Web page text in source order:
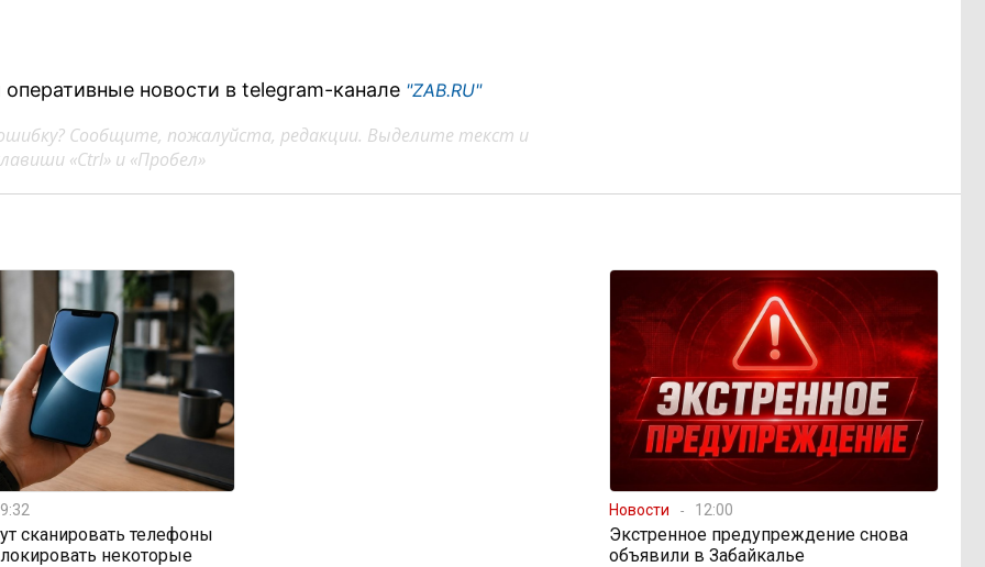
новости в telegram-канале "ZAB.RU"
Сообщите, пожалуйста, редакции. Выделите текст и
«Ctrl» и «Пробел»
сканировать телефоны
некоторые
Новости 12:00
Экстренное предупреждение снова
объявили в Забайкалье